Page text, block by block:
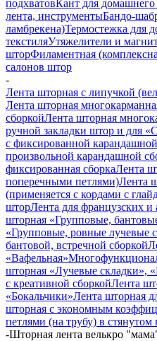
подхватовКант для домашнего
лента, инструментыБандо-
ламбрекена)Термостежка для
текстиляУтяжелители и
шторФиламентная
салонов штор
-
Лента шторная с липучкой
Лента шторная
сборкойЛента шторная
ручной закладки штор и для
с фиксированной
произвольной карандашной
фиксированная сборкаЛента
поперечными петлями)Лента
(применяется с кордами с
шторЛента для французских и
шторная «Групповые,
«Групповые, ровные лучевые
бантовой, встречной сборкой
«Вафельная»
шторная «Лучевые складки»,
с креативной сборкойЛента
«Бокальчики»Лента шторная
шторная с экономным
петлями (на трубу) в стянутом
-Шторная лента велькро